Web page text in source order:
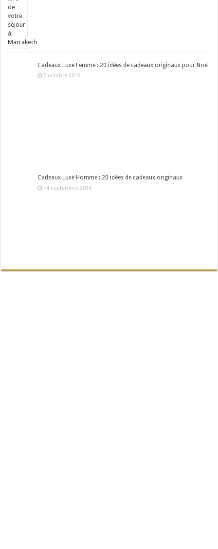
Cadeaux Luxe Femme : 20 idées de cadeaux originaux pour Noël
5 octobre 2016
Cadeaux Luxe Homme : 20 idées de cadeaux originaux
14 septembre 2016